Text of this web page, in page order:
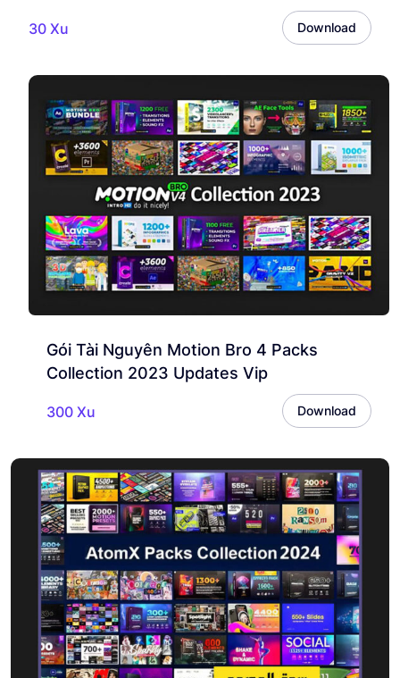
30 Xu Download
Gói Tài Nguyên Motion Bro 4 Packs
Collection 2023 Updates Vip
300 Xu Download